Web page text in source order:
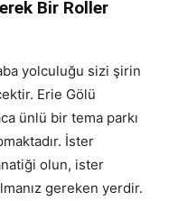
Bir Roller
yolculuğu sizi şirin
Erie Gölü
ünlü bir tema parkı
İster
olun, ister
gereken yerdir.